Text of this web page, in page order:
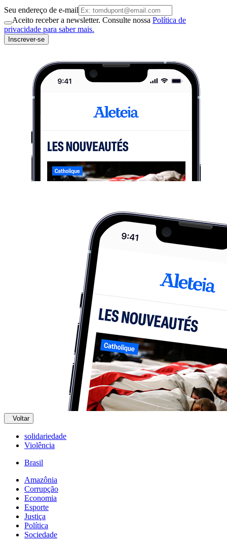
Seu endereço de e-mail
Aceito receber a newsletter. Consulte nossa Política de
privacidade para saber mais.
Inscrever-se
Voltar
solidariedade
Violência
Brasil
Amazônia
Corrupção
Economia
Esporte
Justiça
Política
Sociedade